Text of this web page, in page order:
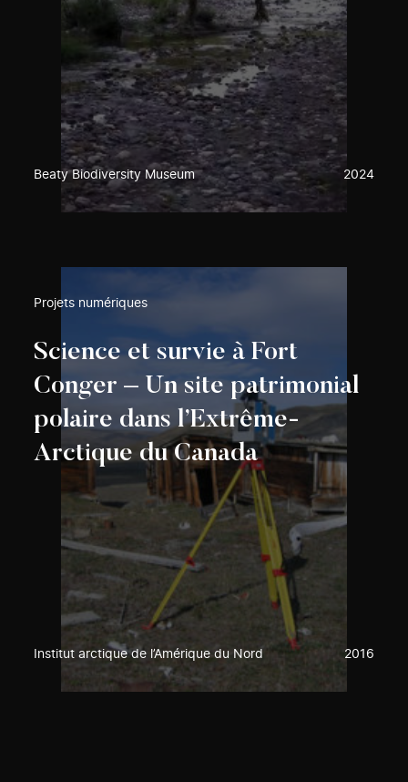
Beaty Biodiversity Museum 2024
Projets numériques
Science et survie à Fort
Conger – Un site patrimonial
polaire dans l’Extrême-
Arctique du Canada
Institut arctique de l’Amérique du Nord 2016